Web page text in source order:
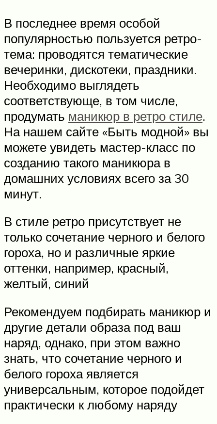
В последнее время особой
популярностью пользуется ретро-
тема: проводятся тематические
вечеринки, дискотеки, праздники.
Необходимо выглядеть
соответствующе, в том числе,
продумать маникюр в ретро стиле.
На нашем сайте «Быть модной» вы
можете увидеть мастер-класс по
созданию такого маникюра в
домашних условиях всего за 30
минут.
В стиле ретро присутствует не
только сочетание черного и белого
гороха, но и различные яркие
оттенки, например, красный,
желтый, синий
Рекомендуем подбирать маникюр и
другие детали образа под ваш
наряд, однако, при этом важно
знать, что сочетание черного и
белого гороха является
универсальным, которое подойдет
практически к любому наряду